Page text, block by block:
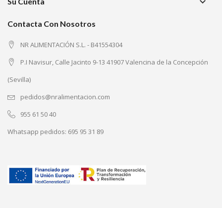
Contacta Con Nosotros
NR ALIMENTACIÓN S.L. - B41554304
P.I Navisur, Calle Jacinto 9-13 41907 Valencina de la Concepción
(Sevilla)
pedidos@nralimentacion.com
955 61 50 40
Whatsapp pedidos: 695 95 31 89